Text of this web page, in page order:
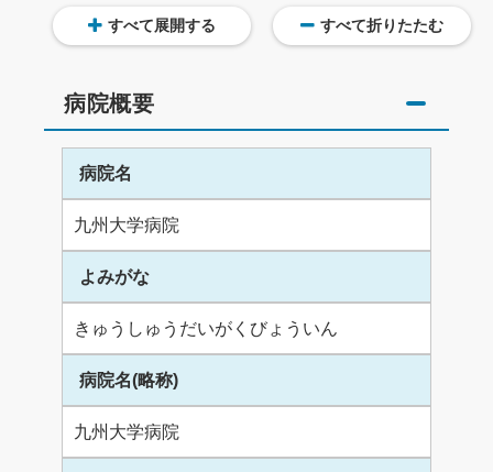
すべて展開する すべて折りたたむ
病院概要
病院名
九州大学病院
よみがな
きゅうしゅうだいがくびょういん
病院名(略称)
九州大学病院